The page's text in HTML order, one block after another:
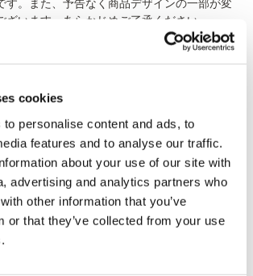
cookies
personalise content and ads, to
features and to analyse our traffic.
about your use of our site with
advertising and analytics partners who
other information that you’ve
or that they’ve collected from your use
。また、予告なく商品デザインの一部が変
ざいます。あらかじめご了承ください。
LTD. 2019 ALL RIGHTS RESERVED.